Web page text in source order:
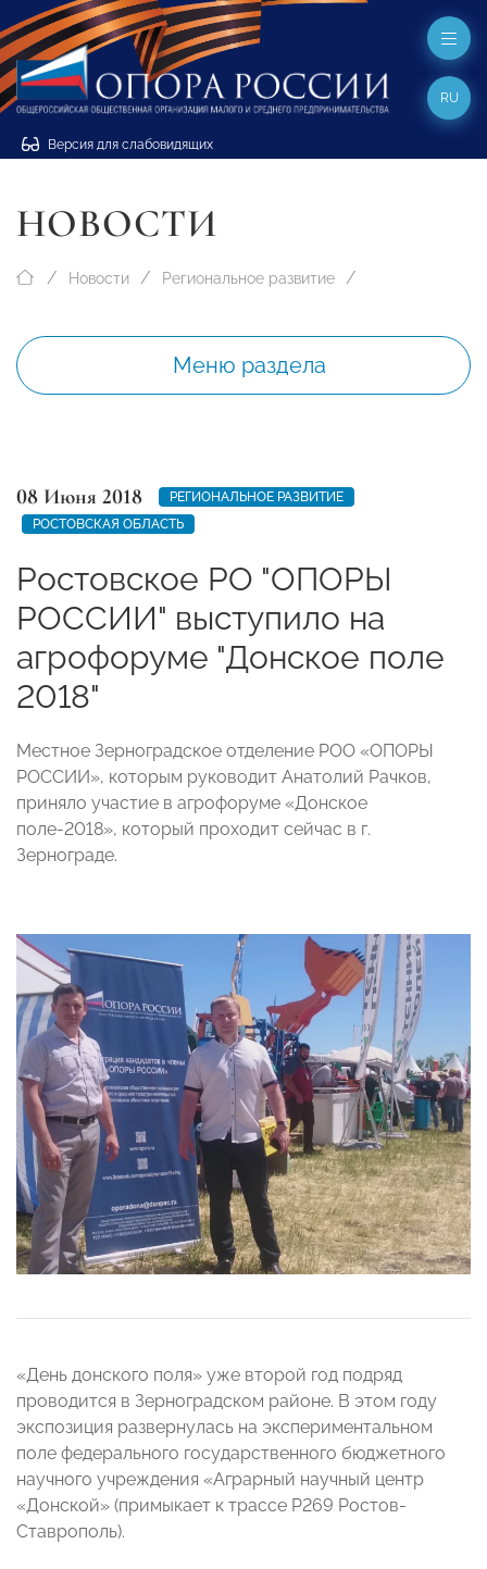
Версия для слабовидящих
RU
НОВОСТИ
Новости Региональное развитие
Меню раздела
08 Июня 2018
РЕГИОНАЛЬНОЕ РАЗВИТИЕ
РОСТОВСКАЯ ОБЛАСТЬ
Ростовское РО "ОПОРЫ
РОССИИ" выступило на
агрофоруме "Донское поле
2018"
Местное Зерноградское отделение РОО «ОПОРЫ
РОССИИ», которым руководит Анатолий Рачков,
приняло участие в агрофоруме «Донское
поле-2018», который проходит сейчас в г.
Зернограде.
«День донского поля» уже второй год подряд
проводится в Зерноградском районе. В этом году
экспозиция развернулась на экспериментальном
поле федерального государственного бюджетного
научного учреждения «Аграрный научный центр
«Донской» (примыкает к трассе Р269 Ростов-
Ставрополь).